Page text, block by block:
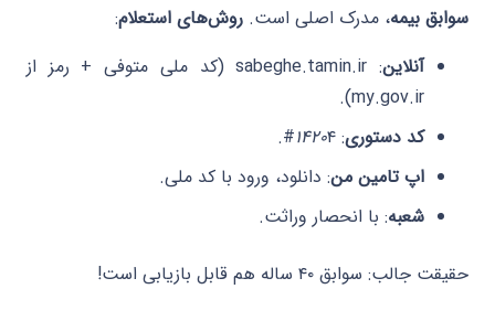
سوابق بیمه، مدرک اصلی است. روش‌های استعلام:
آنلاین
: sabeghe.tamin.ir (کد ملی متوفی + رمز از
my.gov.ir).
کد دستوری: ۱۴۲۰۴#.
اپ تامین من: دانلود، ورود با کد ملی.
شعبه: با انحصار وراثت.
حقیقت جالب: سوابق ۴۰ ساله هم قابل بازیابی است!